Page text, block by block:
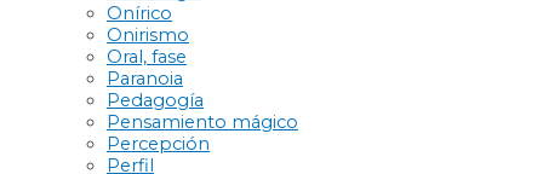
Onírico
Onirismo
Oral, fase
Paranoia
Pedagogía
Pensamiento mágico
Percepción
Perfil